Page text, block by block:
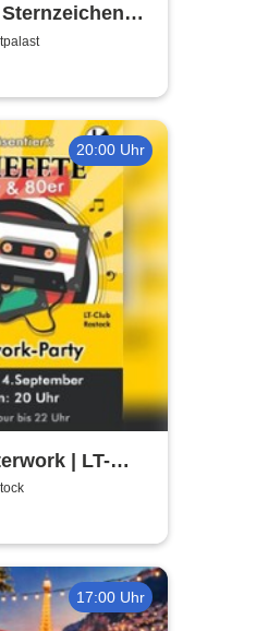
20:00 Uhr
| LT-
17:00 Uhr